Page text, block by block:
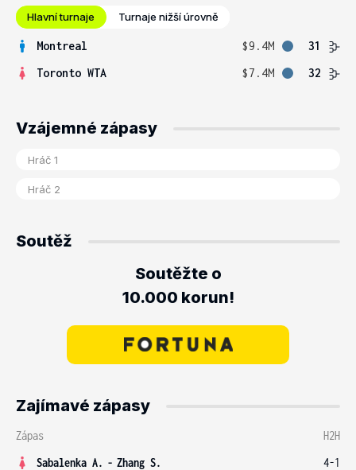
Hlavní turnaje Turnaje nižší úrovně
Montreal $9.4M
31
Toronto WTA
$7.4M 32
Vzájemné zápasy
Soutěž
Soutěžte o
10.000 korun!
Zajímavé zápasy
Zápas
H2H
Sabalenka A. - Zhang S.
4-1